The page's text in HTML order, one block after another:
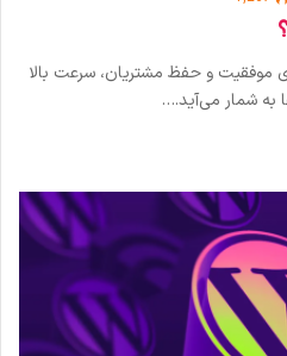
موفقیت و حفظ مشتریان، سرعت بالا
به شمار می‌آید.…